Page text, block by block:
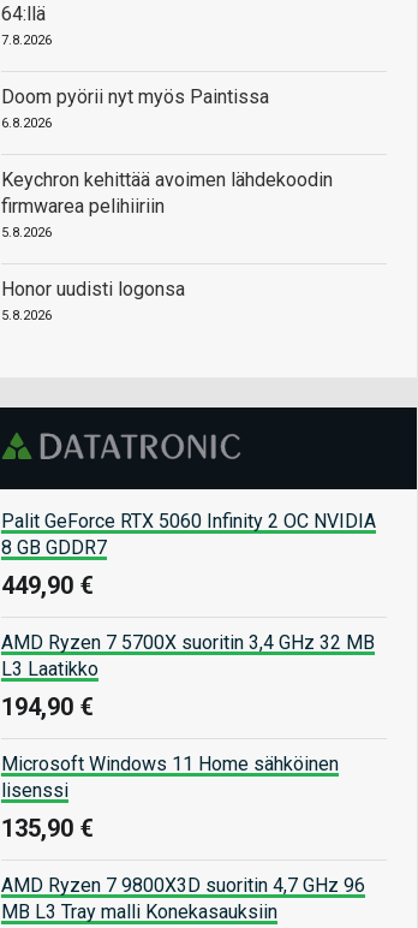
64:llä
7.8.2026
Doom pyörii nyt myös Paintissa
6.8.2026
Keychron kehittää avoimen lähdekoodin
firmwarea pelihiiriin
5.8.2026
Honor uudisti logonsa
5.8.2026
Palit GeForce RTX 5060 Infinity 2 OC NVIDIA
8 GB GDDR7
449,90 €
AMD Ryzen 7 5700X suoritin 3,4 GHz 32 MB
L3 Laatikko
194,90 €
Microsoft Windows 11 Home sähköinen
lisenssi
135,90 €
AMD Ryzen 7 9800X3D suoritin 4,7 GHz 96
MB L3 Tray malli Konekasauksiin